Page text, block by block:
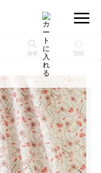
検索 型紙